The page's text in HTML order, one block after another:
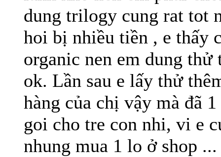
dung trilogy cung rat tot
hoi bị nhiều tiền , e thấy
organic nen em dung
ok. Lần sau e lấy thử
hàng của chị vậy mà đã
goi cho tre con nhi, vi e
nhung mua 1 lo ở shop ...